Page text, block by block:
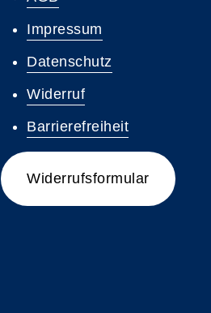
Impressum
Datenschutz
Widerruf
Barrierefreiheit
Widerrufsformular